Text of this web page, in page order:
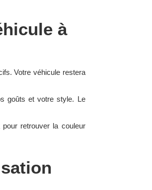
à
Votre véhicule restera
goûts et votre style. Le
retrouver la couleur